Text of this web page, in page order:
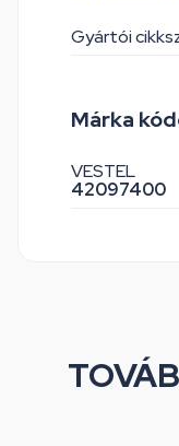
Gyártói
Márka
VESTEL
42097400